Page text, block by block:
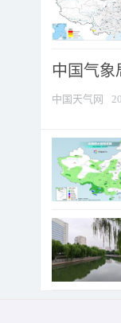
中国气
中国天气网